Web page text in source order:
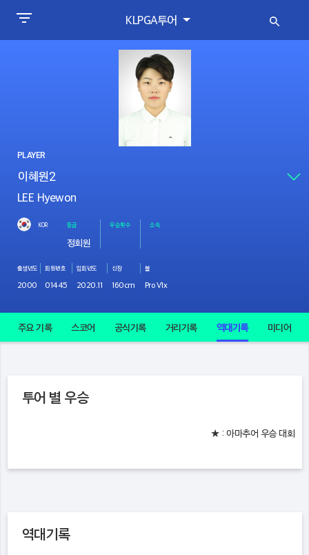
KLPGA투어
PLAYER
LEE Hyewon
KOR 등급
정회원
우승횟수 소속
출생년도
2000
회원번호
01445
입회년도
2020.11
신장
160cm
볼
Pro V1x
주요 기록 스코어 공식기록 거리기록 역대기록 미디어
투어 별 우승
★ : 아마추어 우승 대회
역대기록